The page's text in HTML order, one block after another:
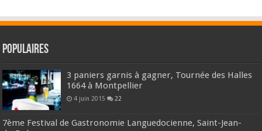
Populaires
3 paniers garnis à gagner, Tournée des Halles
1664 à Montpellier
4 juin 2015 22
7ème Festival de Gastronomie Languedocienne, Saint-Jean-